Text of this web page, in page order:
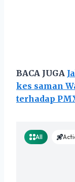
BACA JUGA
kes saman
terhadap